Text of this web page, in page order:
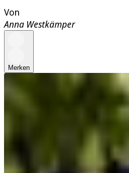
Von
Anna Westkämper
Merken